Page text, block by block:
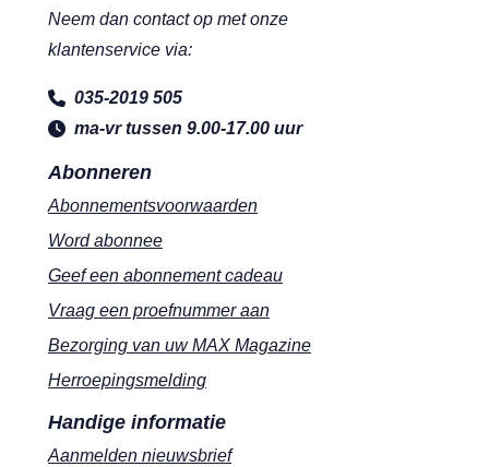
Abonneren
Abonnementsvoorwaarden
Word abonnee
Geef een abonnement cadeau
Vraag een proefnummer aan
Bezorging van uw MAX Magazine
Herroepingsmelding
Handige informatie
Aanmelden nieuwsbrief
Neem dan contact op met onze
klantenservice via:
035-2019 505
ma-vr tussen 9.00-17.00 uur